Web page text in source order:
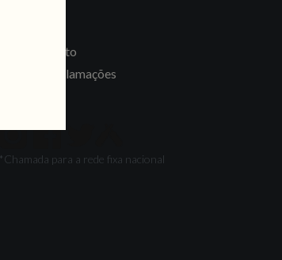
Recrutamento
Livro de Reclamações
*Chamada para a rede fixa nacional